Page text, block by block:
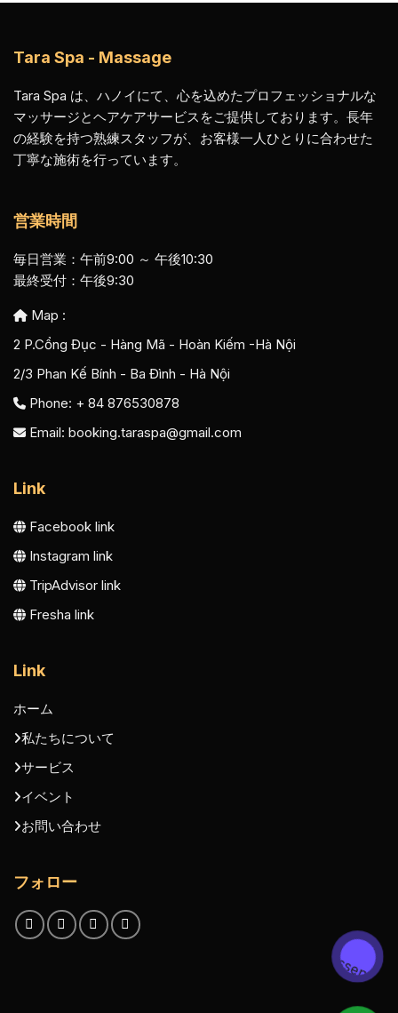
Tara Spa - Massage
Tara Spa は、ハノイにて、心を込めたプロフェッショナルな
マッサージとヘアケアサービスをご提供しております。長年
の経験を持つ熟練スタッフが、お客様一人ひとりに合わせた
丁寧な施術を行っています。
営業時間
毎日営業：午前9:00 ～ 午後10:30
最終受付：午後9:30
Map :
2 P.Cổng Đục - Hàng Mã - Hoàn Kiếm -Hà Nội
2/3 Phan Kế Bính - Ba Đình - Hà Nội
Phone: + 84 876530878
Email: booking.taraspa@gmail.com
Link
Facebook link
Instagram link
TripAdvisor link
Fresha link
Link
ホーム
私たちについて
サービス
イベント
お問い合わせ
フォロー